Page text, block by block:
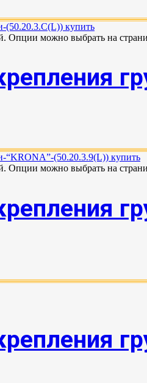
Опции можно выбрать на
Опции можно выбрать на